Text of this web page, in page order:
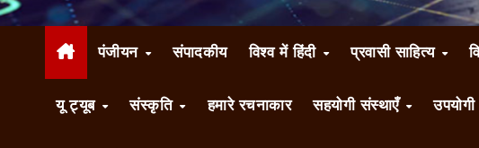
पंजीयन संपादकीय विश्व में हिंदी प्रवासी साहित्य
यू ट्यूब संस्कृति हमारे रचनाकार सहयोगी संस्थाएँ